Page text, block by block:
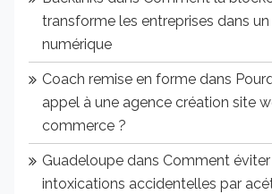
transforme les entreprises dans
numérique
Coach remise en forme dans
appel à une agence création site
commerce ?
Guadeloupe dans Comment éviter
intoxications accidentelles par